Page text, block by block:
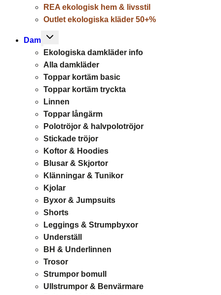
REA ekologisk hem & livsstil
Outlet ekologiska kläder 50+%
Dam
Toggle
menu
Ekologiska damkläder info
Alla damkläder
Toppar kortäm basic
Toppar kortäm tryckta
Linnen
Toppar långärm
Polotröjor & halvpolotröjor
Stickade tröjor
Koftor & Hoodies
Blusar & Skjortor
Klänningar & Tunikor
Kjolar
Byxor & Jumpsuits
Shorts
Leggings & Strumpbyxor
Underställ
BH & Underlinnen
Trosor
Strumpor bomull
Ullstrumpor & Benvärmare